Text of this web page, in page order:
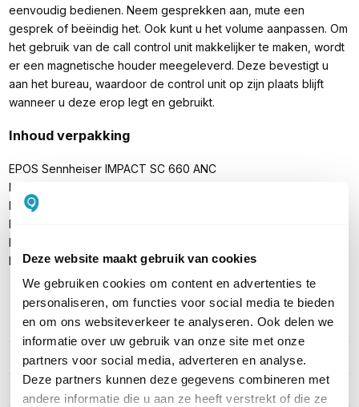
Deze website maakt gebruik van cookies
We gebruiken cookies om content en advertenties te
personaliseren, om functies voor social media te bieden
en om ons websiteverkeer te analyseren. Ook delen we
informatie over uw gebruik van onze site met onze
partners voor social media, adverteren en analyse.
Deze partners kunnen deze gegevens combineren met
andere informatie die u aan ze heeft verstrekt of die ze
eenvoudig bedienen. Neem gesprekken aan, mute een
gesprek of beëindig het. Ook kunt u het volume aanpassen. Om
het gebruik van de call control unit makkelijker te maken, wordt
er een magnetische houder meegeleverd. Deze bevestigt u
aan het bureau, waardoor de control unit op zijn plaats blijft
wanneer u deze erop legt en gebruikt.
Inhoud verpakking
EPOS Sennheiser IMPACT SC 660 ANC
Kabelclip (op de headset)
Kunstlederen oorkussens
Magnetische houder voor call control unit
Draagtasje
Handleiding
PRODUCT DETAILS
Merk EPOS
Artikelnummer 1000650